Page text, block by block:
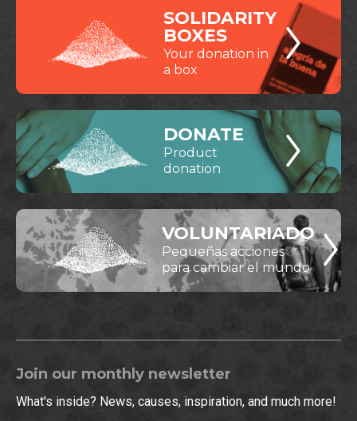
SOLIDARITY
BOXES
Your donation in
a box
DONATE
Product
donation
VOLUNTARIADO
Pequeñas acciones
para cambiar el mundo
Join our monthly newsletter
What's inside? News, causes, inspiration, and much more!